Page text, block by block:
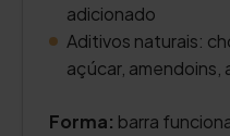
adicionado
Aditivos naturais:
açúcar, amendoins,
Forma: barra